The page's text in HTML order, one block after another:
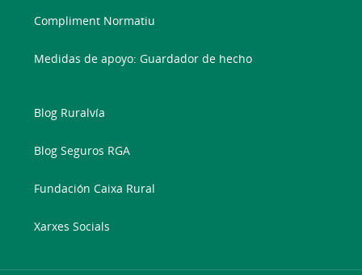
Compliment Normatiu
Medidas de apoyo: Guardador de hecho
Blog Ruralvía
Blog Seguros RGA
Fundación Caixa Rural
Xarxes Socials